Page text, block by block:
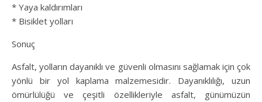
* Yaya kaldırımları
* Bisiklet yolları
Sonuç
Asfalt, yolların dayanıklı ve güvenli olmasını sağlamak için çok
yönlü bir yol kaplama malzemesidir. Dayanıklılığı, uzun
ömürlülüğü ve çeşitli özellikleriyle asfalt, günümüzün